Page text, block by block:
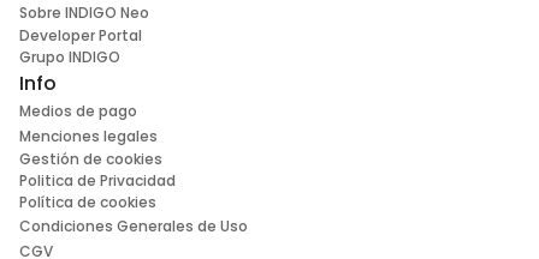
Sobre INDIGO Neo
Developer Portal
Grupo INDIGO
Info
Medios de pago
Menciones legales
Gestión de cookies
Politica de Privacidad
Política de cookies
Condiciones Generales de Uso
CGV